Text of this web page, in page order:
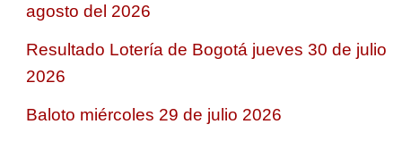
agosto del 2026
Resultado Lotería de Bogotá jueves 30 de julio
2026
Baloto miércoles 29 de julio 2026